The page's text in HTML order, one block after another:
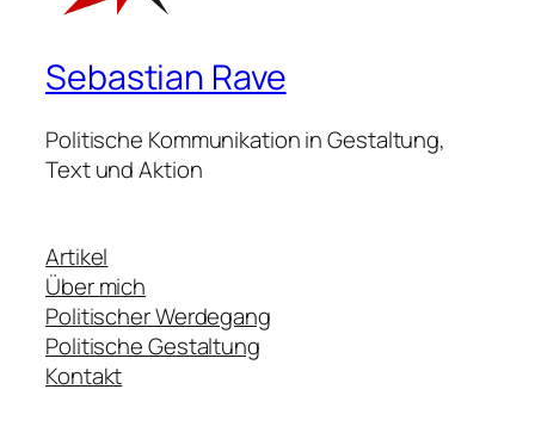
Sebastian Rave
Politische Kommunikation in Gestaltung,
Text und Aktion
Artikel
Über mich
Politischer Werdegang
Politische Gestaltung
Kontakt